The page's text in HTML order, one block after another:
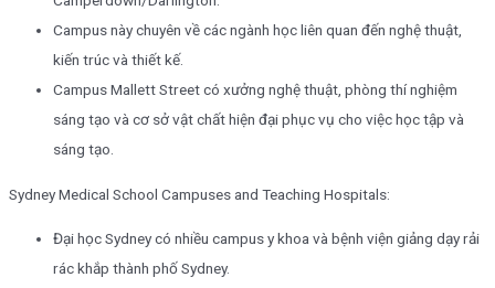
Campus này chuyên về các ngành học liên quan đến nghệ thuật,
kiến trúc và thiết kế.
Campus Mallett Street có xưởng nghệ thuật, phòng thí nghiệm
sáng tạo và cơ sở vật chất hiện đại phục vụ cho việc học tập và
sáng tạo.
Sydney Medical School Campuses and Teaching Hospitals:
Đại học Sydney có nhiều campus y khoa và bệnh viện giảng dạy rải
rác khắp thành phố Sydney.